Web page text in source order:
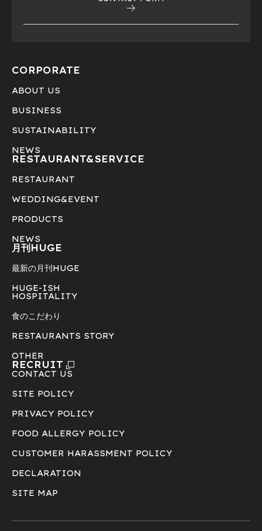
CORPORATE
ABOUT US
BUSINESS
SUSTAINABILITY
NEWS
RESTAURANT&SERVICE
RESTAURANT
WEDDING&EVENT
PRODUCTS
NEWS
月刊HUGE
最新の月刊HUGE
HUGE-ISH
HOSPITALITY
食のこだわり
RESTAURANTS STORY
OTHER
RECRUIT
CONTACT US
SITE POLICY
PRIVACY POLICY
FOOD ALLERGY POLICY
CUSTOMER HARASSMENT POLICY
DECLARATION
SITE MAP